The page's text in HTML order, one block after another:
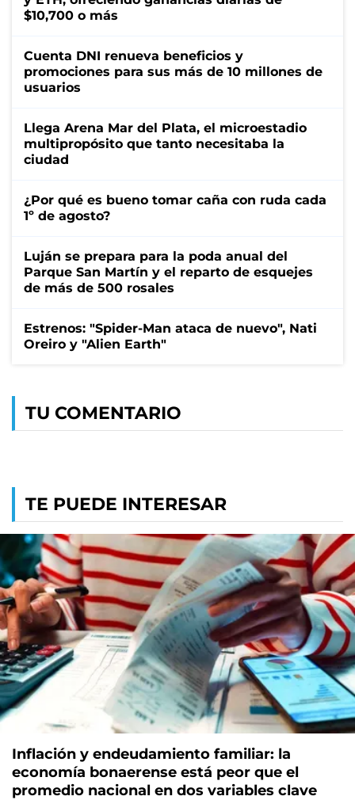
$10,700 o más
Cuenta DNI renueva beneficios y
promociones para sus más de 10 millones de
usuarios
Llega Arena Mar del Plata, el microestadio
multipropósito que tanto necesitaba la
ciudad
¿Por qué es bueno tomar caña con ruda cada
1º de agosto?
Luján se prepara para la poda anual del
Parque San Martín y el reparto de esquejes
de más de 500 rosales
Estrenos: "Spider-Man ataca de nuevo", Nati
Oreiro y "Alien Earth"
TU COMENTARIO
TE PUEDE INTERESAR
Inflación y endeudamiento familiar: la
economía bonaerense está peor que el
promedio nacional en dos variables clave